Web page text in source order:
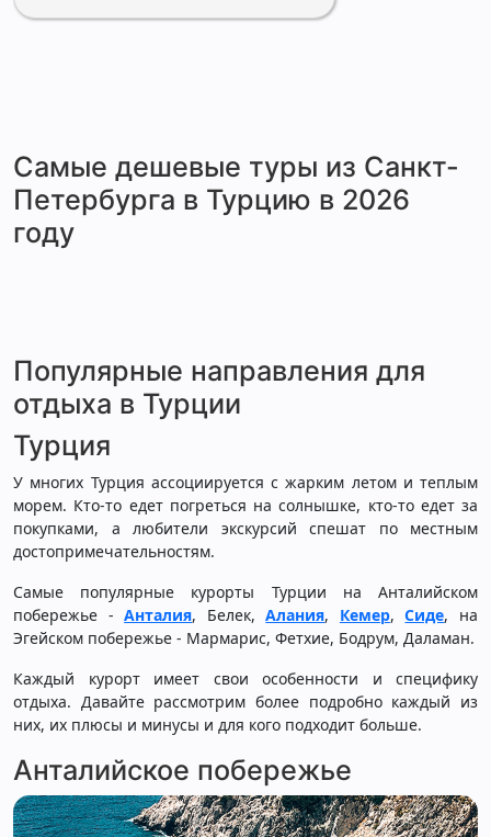
Самые дешевые туры из Санкт-
Петербурга в Турцию в 2026
году
Популярные направления для
отдыха в Турции
Турция
У многих Турция ассоциируется с жарким летом и теплым
морем. Кто-то едет погреться на солнышке, кто-то едет за
покупками, а любители экскурсий спешат по местным
достопримечательностям.
Самые популярные курорты Турции на Анталийском
побережье -Анталия, Белек,Алания, Кемер,Сиде, на
Эгейском побережье - Мармарис, Фетхие, Бодрум, Даламан.
Каждый курорт имеет свои особенности и специфику
отдыха. Давайте рассмотрим более подробно каждый из
них, их плюсы и минусы и для кого подходит больше.
Анталийское побережье